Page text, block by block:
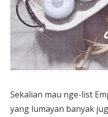
Sekalian mau nge-list
yang lumayan banyak